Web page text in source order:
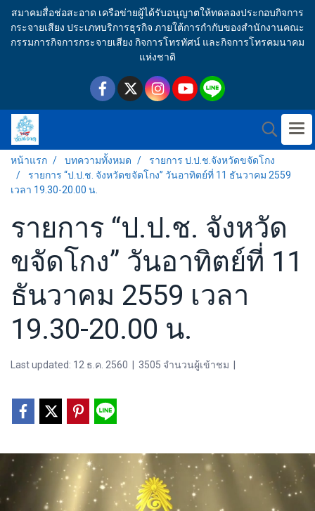
สมาคมสื่อช่อสะอาด เครือข่ายผู้ได้รับอนุญาตให้ทดลองประกอบกิจการ
กระจายเสียง ประเภทบริการธุรกิจ ภายใต้การกำกับของสำนักงานคณะ
กรรมการกิจการกระจายเสียง กิจการโทรทัศน์ และกิจการโทรคมนาคม
แห่งชาติ
หน้าแรก บทความทั้งหมด
รายการ ป.ป.ช.จังหวัดขจัดโกง
รายการ “ป.ป.ช. จังหวัดขจัดโกง” วันอาทิตย์ที่ 11 ธันวาคม 2559
เวลา 19.30-20.00 น.
รายการ “ป.ป.ช. จังหวัด
ขจัดโกง” วันอาทิตย์ที่ 11
ธันวาคม 2559 เวลา
19.30-20.00 น.
Last updated: 12 ธ.ค. 2560 3505 จำนวนผู้เข้าชม